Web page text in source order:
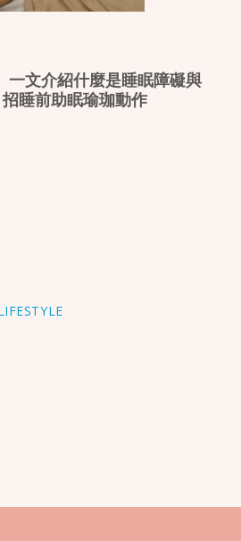
一文介紹什麼是睡眠障礙與
睡前助眠瑜珈動作